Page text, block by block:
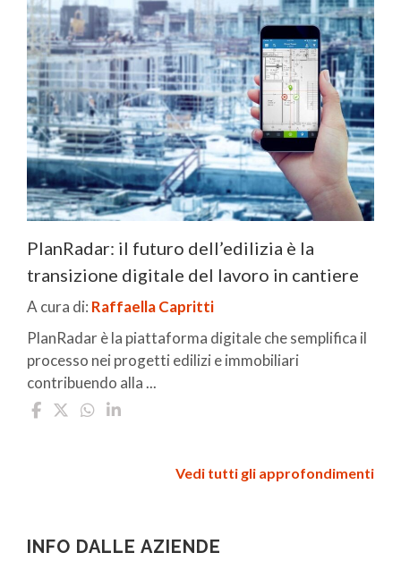
PlanRadar: il futuro dell’edilizia è la
transizione digitale del lavoro in cantiere
A cura di: Raffaella Capritti
PlanRadar è la piattaforma digitale che semplifica il
processo nei progetti edilizi e immobiliari
contribuendo alla ...
Vedi tutti gli approfondimenti
INFO DALLE AZIENDE